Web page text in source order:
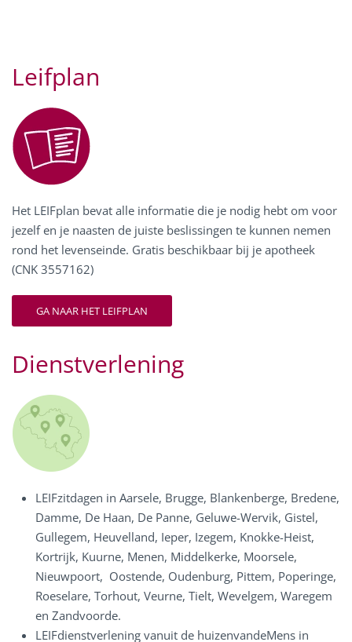
Leifplan
Het LEIFplan bevat alle informatie die je nodig hebt om voor
jezelf en je naasten de juiste beslissingen te kunnen nemen
rond het levenseinde. Gratis beschikbaar bij je apotheek
(CNK 3557162)
GA NAAR HET LEIFPLAN
Dienstverlening
LEIFzitdagen in Aarsele, Brugge, Blankenberge, Bredene,
Damme, De Haan, De Panne, Geluwe-Wervik, Gistel,
Gullegem, Heuvelland, Ieper, Izegem, Knokke-Heist,
Kortrijk, Kuurne, Menen, Middelkerke, Moorsele,
Nieuwpoort, Oostende, Oudenburg, Pittem, Poperinge,
Roeselare, Torhout, Veurne, Tielt, Wevelgem, Waregem
en Zandvoorde.
LEIFdienstverlening vanuit de huizenvandeMens in